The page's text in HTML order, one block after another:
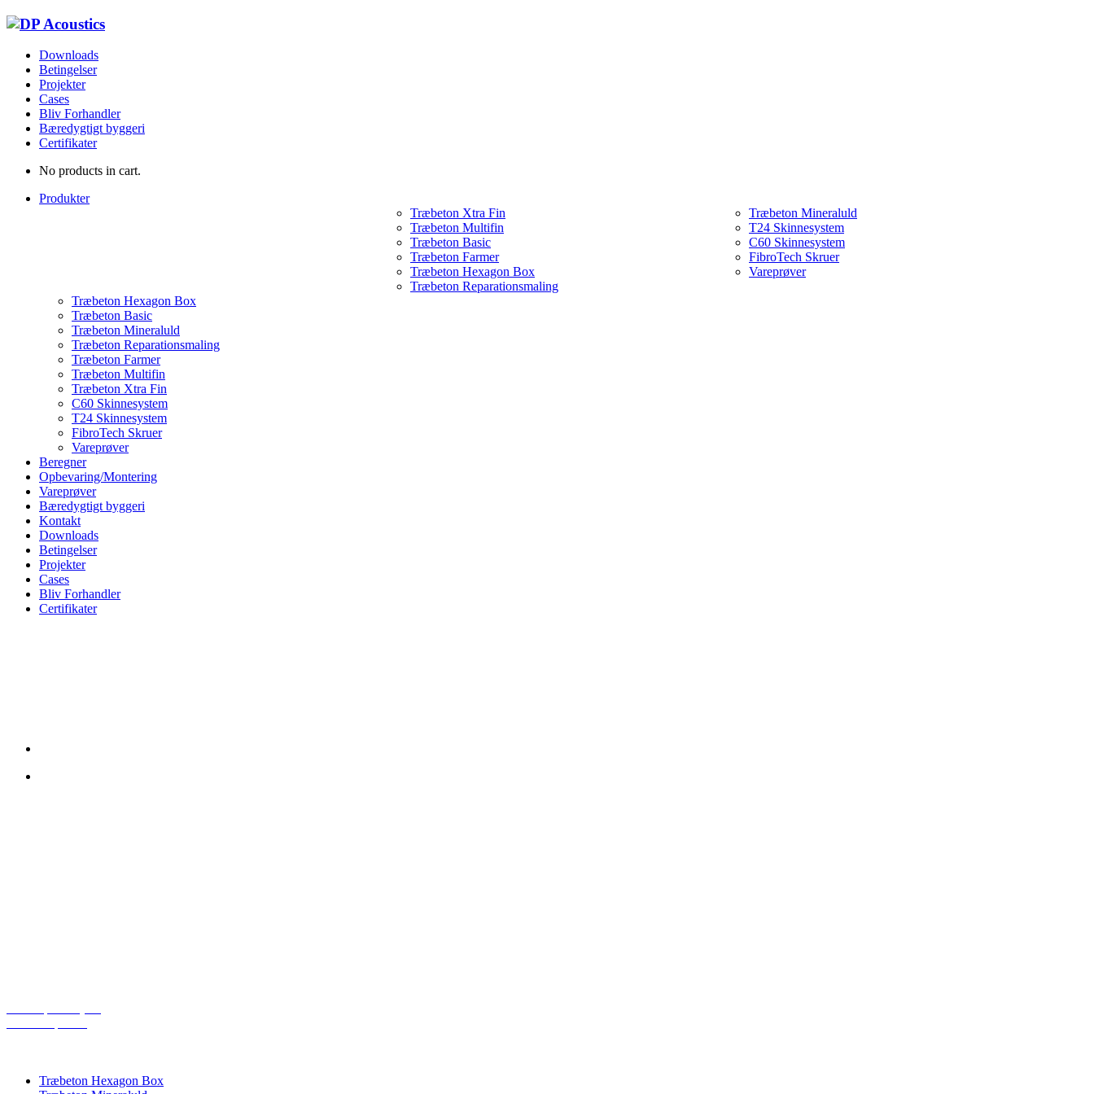
Downloads
Betingelser
Projekter
Cases
Bliv Forhandler
Bæredygtigt byggeri
Certifikater
No products in cart.
Produkter
Træbeton Hexagon Box
Træbeton Mineraluld
Træbeton Reparationsmaling
Træbeton Basic
Træbeton Farmer
Træbeton Multifin
Træbeton Xtra Fin
C60 Skinnesystem
T24 Skinnesystem
FibroTech Skruer
Vareprøver
Træbeton Hexagon Box
Træbeton Basic
Træbeton Mineraluld
Træbeton Reparationsmaling
Træbeton Farmer
Træbeton Multifin
Træbeton Xtra Fin
C60 Skinnesystem
T24 Skinnesystem
FibroTech Skruer
Vareprøver
Beregner
Opbevaring/Montering
Vareprøver
Bæredygtigt byggeri
Kontakt
Downloads
Betingelser
Projekter
Cases
Bliv Forhandler
Certifikater
Træbeton Hexagon Box